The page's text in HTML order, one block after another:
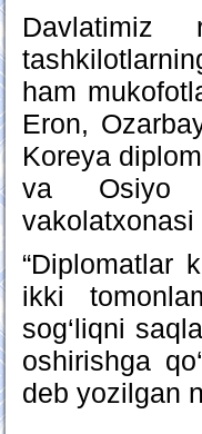
ham
Eron,
Koreya
va Osiyo
vakolatxonasi
“Diplomatlar
ikki
sog‘liqni
oshirishga
deb yozilgan